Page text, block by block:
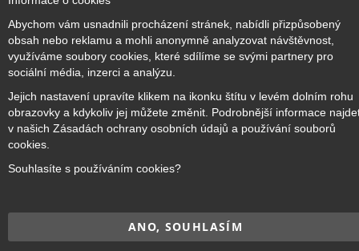
Copyright © 2017–2026 BRIDGE Academy, Všechna práva
vyhrazena.
Abychom vám usnadnili procházení stránek, nabídli přizpůsobený
obsah nebo reklamu a mohli anonymně analyzovat návštěvnost,
využíváme soubory cookies, které sdílíme se svými partnery pro
sociální média, inzerci a analýzu.
Jejich nastavení upravíte klikem na ikonku štítu v levém dolním rohu
obrazovky a kdykoliv jej můžete změnit. Podrobnější informace
v našich Zásadách ochrany osobních údajů a používání souborů
cookies.
Souhlasíte s používáním cookies?
ANO, SOUHLASÍM